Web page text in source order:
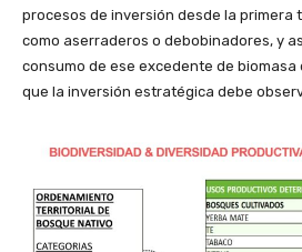
procesos de inversión desde la primera
como aserraderos o debobinadores, y
consumo de ese excedente de biomasa
que la inversión estratégica debe